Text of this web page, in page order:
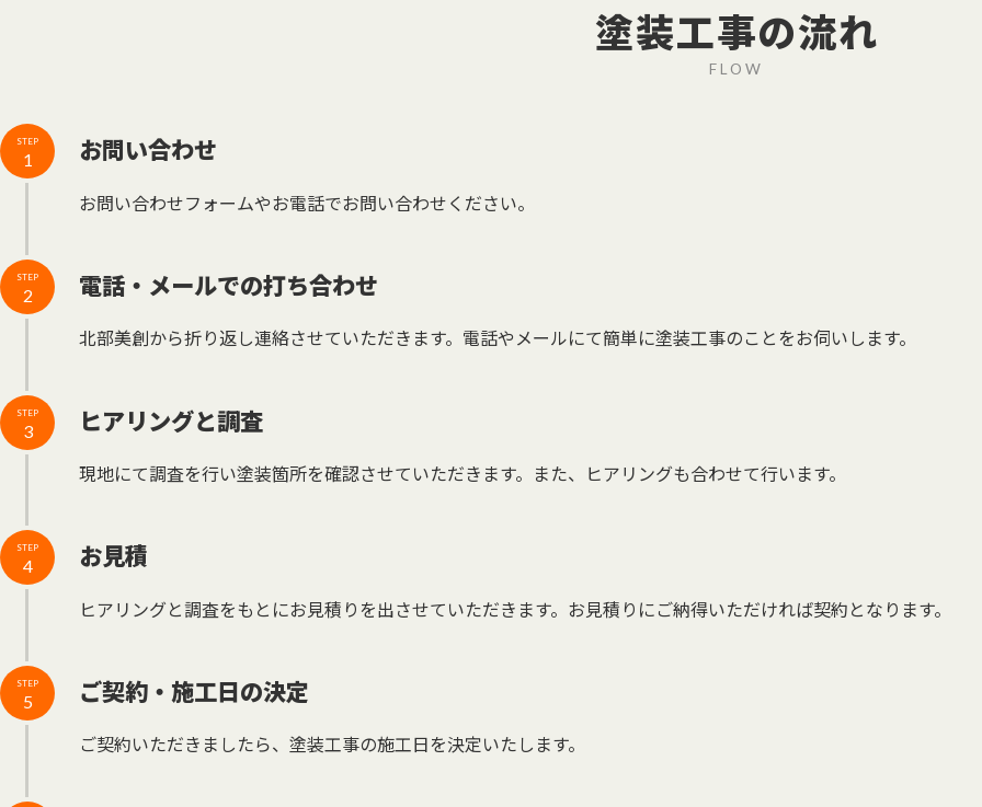
塗装工事の流れ
FLOW
お問い合わせ
お問い合わせフォームやお電話でお問い合わせください。
STEP
1
電話・メールでの打ち合わせ
北部美創から折り返し連絡させていただきます。電話やメールにて簡単に塗装工事のことをお伺いします。
STEP
2
ヒアリングと調査
現地にて調査を行い塗装箇所を確認させていただきます。また、ヒアリングも合わせて行います。
STEP
3
お見積
ヒアリングと調査をもとにお見積りを出させていただきます。お見積りにご納得いただければ契約となります。
STEP
4
ご契約・施工日の決定
ご契約いただきましたら、塗装工事の施工日を決定いたします。
STEP
5